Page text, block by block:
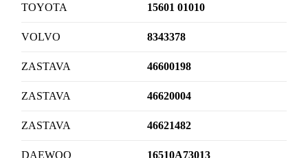
TOYOTA 15601 01010
VOLVO 8343378
ZASTAVA 46600198
ZASTAVA 46620004
ZASTAVA 46621482
DAEWOO 16510A73013